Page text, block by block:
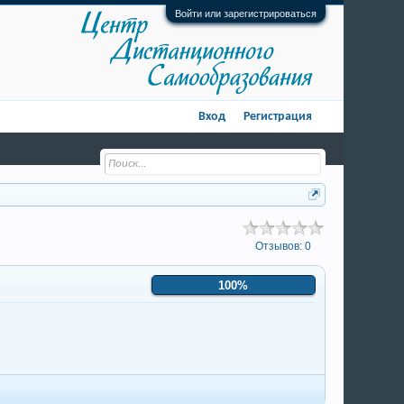
Войти или зарегистрироваться
Отзывов: 0
100%
Вход Регистрация